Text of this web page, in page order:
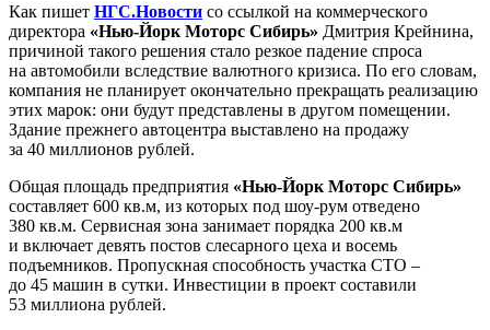
Как пишет НГС.Новости со ссылкой на коммерческого
директора «Нью-Йорк Моторс Сибирь» Дмитрия Крейнина,
причиной такого решения стало резкое падение спроса
на автомобили вследствие валютного кризиса. По его словам,
компания не планирует окончательно прекращать реализацию
этих марок: они будут представлены в другом помещении.
Здание прежнего автоцентра выставлено на продажу
за 40 миллионов рублей.
Общая площадь предприятия «Нью-Йорк Моторс Сибирь»
составляет 600 кв.м, из которых под шоу-рум отведено
380 кв.м. Сервисная зона занимает порядка 200 кв.м
и включает девять постов слесарного цеха и восемь
подъемников. Пропускная способность участка СТО –
до 45 машин в сутки. Инвестиции в проект составили
53 миллиона рублей.